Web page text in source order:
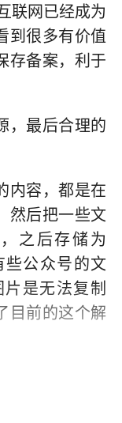
联网已经成为
到很多有价值
存备案，利于
，最后合理的
内容，都是在
然后把一些文
之后存储为
些公众号的文
是无法复制
目前的这个解
阅读一个网
鼠标右键，选